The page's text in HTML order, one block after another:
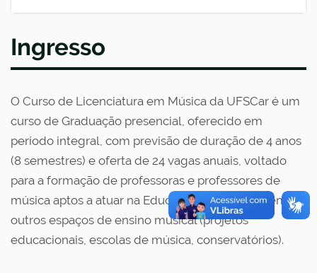
Ingresso
O Curso de Licenciatura em Música da UFSCar é um
curso de Graduação presencial, oferecido em
período integral, com previsão de duração de 4 anos
(8 semestres) e oferta de 24 vagas anuais, voltado
para a formação de professoras e professores de
música aptos a atuar na Educação Básica e/ou em
outros espaços de ensino musical (projetos
educacionais, escolas de música, conservatórios).